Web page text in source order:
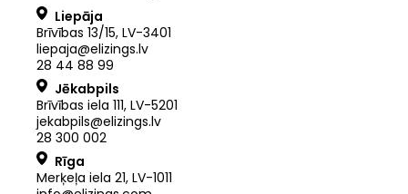
Liepāja
Brīvības 13/15, LV-3401
liepaja@elizings.lv
28 44 88 99
Jēkabpils
Brīvības iela 111, LV-5201
jekabpils@elizings.lv
28 300 002
Rīga
Merķeļa iela 21, LV-1011